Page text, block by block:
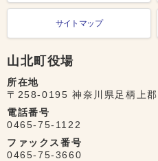
サイトマップ
山北町役場
所在地
〒258-0195 神奈川県足柄上
電話番号
0465-75-1122
ファックス番号
0465-75-3660